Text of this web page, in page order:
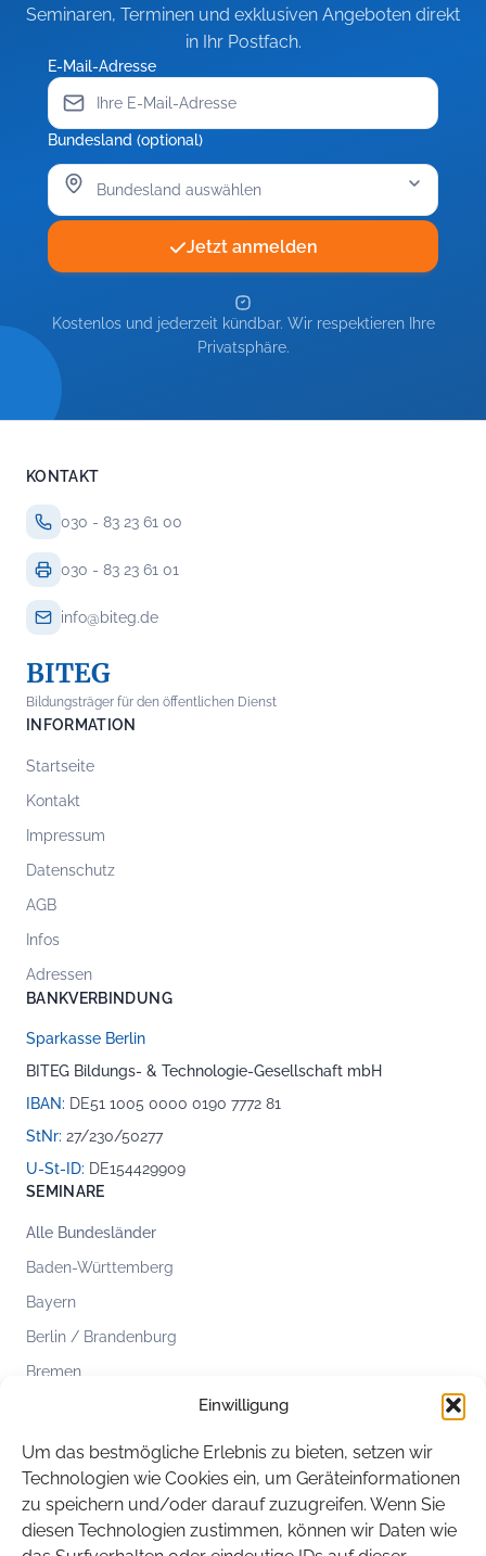
Einwilligung
Um das bestmögliche Erlebnis zu bieten, setzen wir
Technologien wie Cookies ein, um Geräteinformationen
zu speichern und/oder darauf zuzugreifen. Wenn Sie
diesen Technologien zustimmen, können wir Daten wie
Seminaren, Terminen und exklusiven Angeboten direkt
in Ihr Postfach.
E-Mail-Adresse
Bundesland (optional)
Jetzt anmelden
Kostenlos und jederzeit kündbar. Wir respektieren Ihre
Privatsphäre.
KONTAKT
030 - 83 23 61 00
030 - 83 23 61 01
info@biteg.de
BITEG
Bildungsträger für den öffentlichen Dienst
INFORMATION
Startseite
Kontakt
Impressum
Datenschutz
AGB
Infos
Adressen
BANKVERBINDUNG
Sparkasse Berlin
BITEG Bildungs- & Technologie-Gesellschaft mbH
IBAN: DE51 1005 0000 0190 7772 81
StNr: 27/230/50277
U-St-ID: DE154429909
SEMINARE
Alle Bundesländer
Baden-Württemberg
Bayern
Berlin / Brandenburg
Bremen
Mecklenburg-Vorpommern
Niedersachsen
Nordrhein-Westfalen